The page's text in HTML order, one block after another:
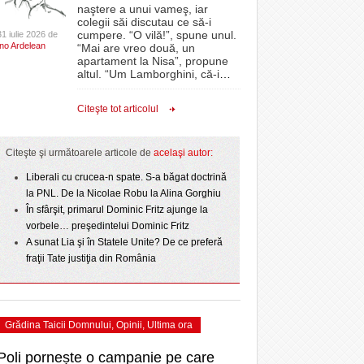
la
- acum 2 zile
cu o victorie
- 25 July 2026
Sărbătoarea continuă! Zeci de mii de oameni
au celebrat a treia seară la rând Ziua Timișoarei
- 2 August 2026
Iniţiativă inedită pentru Zilele Orașului
talentelor locale- 2 August 2026
View all
proiectelor derulate de instituție din fonduri
europene/FOTO- 11 December 2025
ANAF oferă persoanelor fizice posibilitatea să
beneficieze de Declarația Unică 212
2025
View all
CLIPURI VIDEO
JOCURI ONLINE
DIVERSE
FARMACII DIN
GRĂDINIŢE DIN TIMIŞ
PRIMĂRIILE DIN TIMIŞ
SFATUL MEDICULUI
SFATURI JURIDICE
iulie 2026 de
Ardelean
naştere a unui vameş, iar
colegii săi discutau ce să-i
cumpere. “O vilă!”, spune unul.
“Mai are vreo două, un
apartament la Nisa”, propune
altul. “Um Lamborghini, că-i
Citeşte tot articolul
Citeşte şi următoarele articole de acelaşi autor:
Liberali cu crucea-n spate. S-a băgat doctrină
la PNL. De la Nicolae Robu la Alina Gorghiu
În sfârşit, primarul Dominic Fritz ajunge la
vorbele… preşedintelui Dominic Fritz
A sunat Lia şi în Statele Unite? De ce preferă
fraţii Tate justiţia din România
Grădina Taicii Domnului, Opinii, Ultima ora
pornește o campanie pe care